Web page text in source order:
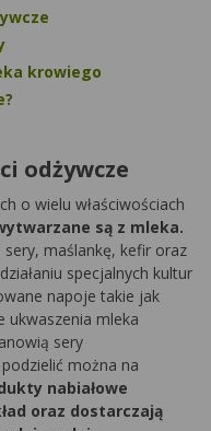
krowiego
odżywcze
o wielu właściwościach
są z mleka.
maślankę, kefir oraz
specjalnych kultur
napoje takie jak
ukwaszenia mleka
sery
można na
nabiałowe
oraz dostarczają